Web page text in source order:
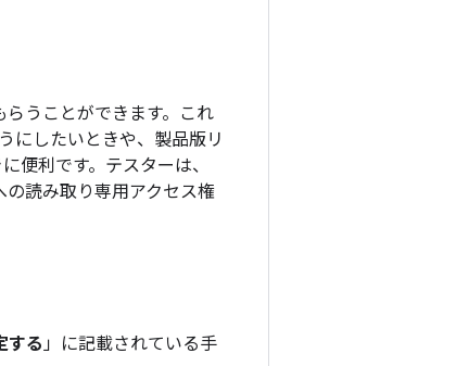
うことができます。これ
にしたいときや、製品版リ
便利です。テスターは、
読み取り専用アクセス権
する」に記載されている手